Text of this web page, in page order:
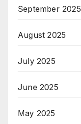
September 2025
August 2025
July 2025
June 2025
May 2025